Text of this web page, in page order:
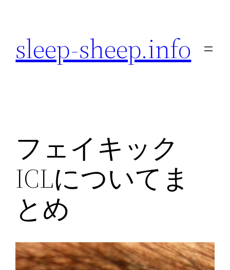
sleep-sheep.info
フェイキック
ICLについてま
とめ